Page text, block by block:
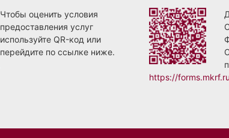
Чтобы оценить условия
предоставления услуг
используйте QR-код или
перейдите по ссылке ниже.
https://